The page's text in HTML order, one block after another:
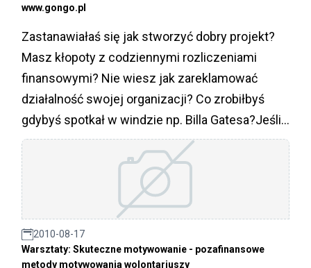
www.gongo.pl
Zastanawiałaś się jak stworzyć dobry projekt?
Masz kłopoty z codziennymi rozliczeniami
finansowymi? Nie wiesz jak zareklamować
działalność swojej organizacji? Co zrobiłbyś
gdybyś spotkał w windzie np. Billa Gatesa?Jeśli
interesuje Cię odpowiedź na któreś z tych pytań
wejdź na portal www.gongo.pl i skorzystaj z
bezpłatnych kursów e-learningowych dla
członków, pracowników i wolontariuszy śląskich
organizacji pozarządowych.
2010-08-17
Warsztaty: Skuteczne motywowanie - pozafinansowe
metody motywowania wolontariuszy